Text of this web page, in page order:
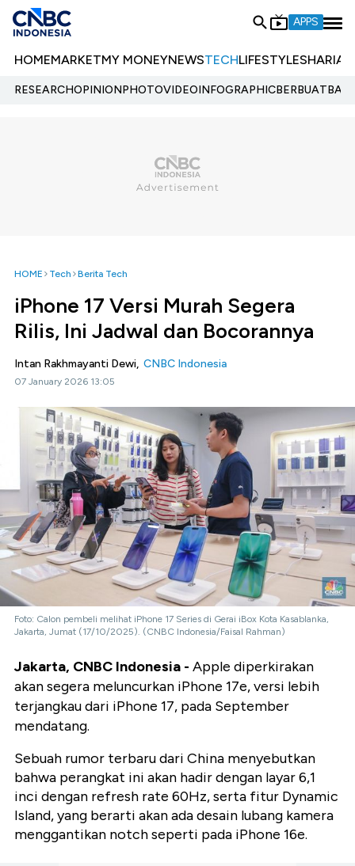
APPS
HOMEMARKETMY MONEYNEWSTECHLIFESTYLESHARIA
RESEARCHOPINIONPHOTOVIDEOINFOGRAPHIC
HOME Tech Berita Tech
iPhone 17 Versi Murah Segera
Rilis, Ini Jadwal dan Bocorannya
Intan Rakhmayanti Dewi, CNBC Indonesia
07 January 2026 13:05
Foto: Calon pembeli melihat iPhone 17 Series di Gerai iBox Kota Kasablanka,
Jakarta, Jumat (17/10/2025). (CNBC Indonesia/Faisal Rahman)
Jakarta, CNBC Indonesia - Apple diperkirakan
akan segera meluncurkan iPhone 17e, versi lebih
terjangkau dari iPhone 17, pada September
mendatang.
Sebuah rumor terbaru dari China menyebutkan
bahwa perangkat ini akan hadir dengan layar 6,1
inci dengan refresh rate 60Hz, serta fitur Dynamic
Island, yang berarti akan ada desain lubang kamera
menggantikan notch seperti pada iPhone 16e.